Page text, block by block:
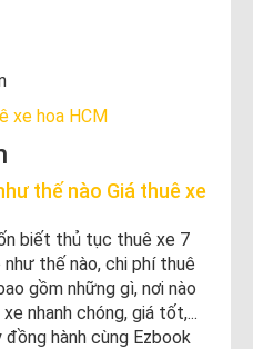
xe hoa HCM
thế nào Giá thuê xe
biết thủ tục thuê xe 7
như thế nào, chi phí thuê
gồm những gì, nơi nào
nhanh chóng, giá tốt,...
đồng hành cùng Ezbook